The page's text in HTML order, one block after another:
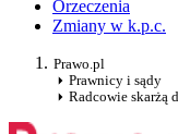
Orzeczenia
Zmiany w k.p.c.
Prawo.pl
Prawnicy i sądy
Radcowie skarżą